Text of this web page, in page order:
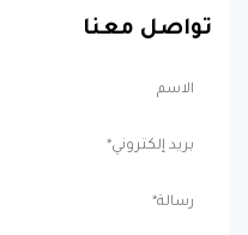
تواصل معنا